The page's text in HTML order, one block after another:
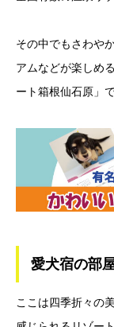
その中でもさわや
アムなどが楽しめ
ート箱根仙石原」で
愛犬宿の部
ここは四季折々の